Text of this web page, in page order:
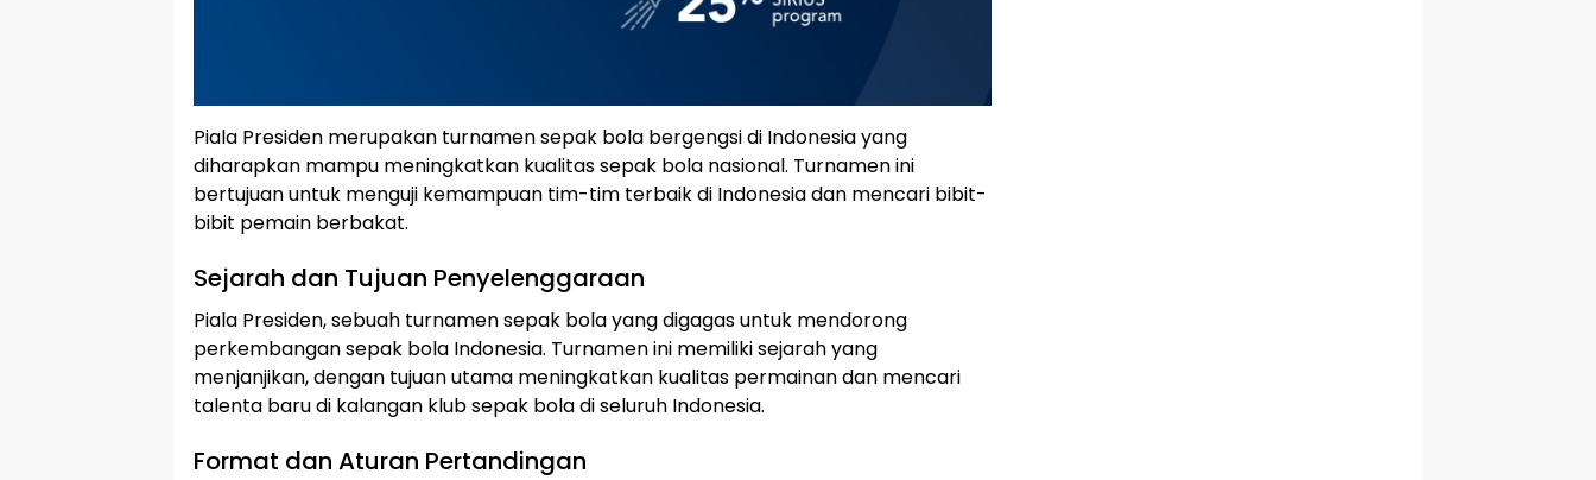
Piala Presiden merupakan turnamen sepak bola bergengsi di Indonesia yang
diharapkan mampu meningkatkan kualitas sepak bola nasional. Turnamen ini
bertujuan untuk menguji kemampuan tim-tim terbaik di Indonesia dan mencari bibit-
bibit pemain berbakat.
Sejarah dan Tujuan Penyelenggaraan
Piala Presiden, sebuah turnamen sepak bola yang digagas untuk mendorong
perkembangan sepak bola Indonesia. Turnamen ini memiliki sejarah yang
menjanjikan, dengan tujuan utama meningkatkan kualitas permainan dan mencari
talenta baru di kalangan klub sepak bola di seluruh Indonesia.
Format dan Aturan Pertandingan